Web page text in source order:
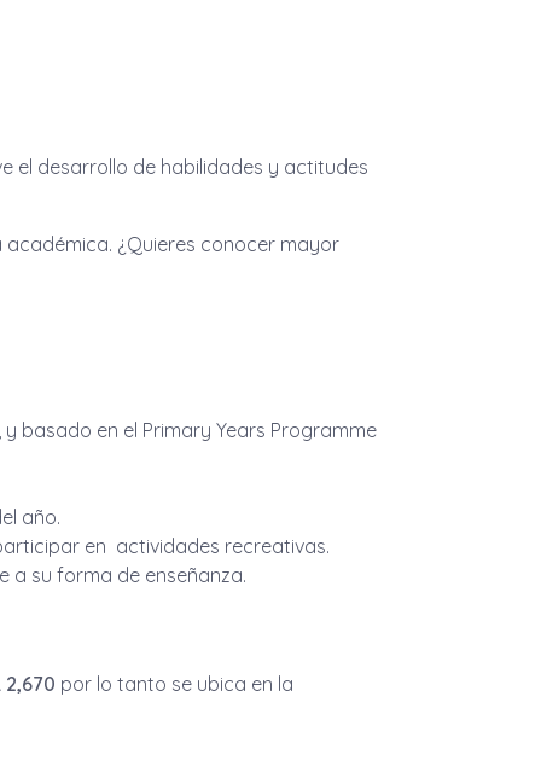
el desarrollo de habilidades y actitudes
¿Quieres conocer mayor
basado en el Primary Years Programme
año.
en actividades recreativas.
a su forma de enseñanza.
2,670 por lo tanto se ubica en la